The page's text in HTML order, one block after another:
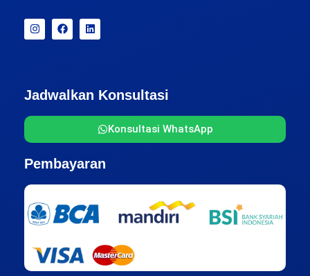
Jadwalkan Konsultasi
Konsultasi WhatsApp
Pembayaran